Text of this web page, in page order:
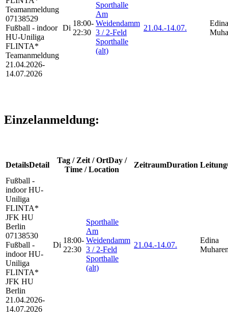
Teamanmeldung
07138529
Fußball - indoor
HU-Uniliga
FLINTA*
Teamanmeldung
21.04.2026-
14.07.2026
Di
18:00-
22:30
Sporthalle
Am
Weidendamm
3 / 2-Feld
Sporthalle
(alt)
21.04.-14.07.
Edina
Einzelanmeldung:
DetailsDetail
Tag / Zeit / OrtDay /
Time / Location
ZeitraumDuration Leitung
Fußball -
indoor HU-
Uniliga
FLINTA*
JFK HU
Berlin
07138530
Fußball -
indoor HU-
Uniliga
FLINTA*
JFK HU
Berlin
21.04.2026-
14.07.2026
Di
18:00-
22:30
Sporthalle
Am
Weidendamm
3 / 2-Feld
Sporthalle
(alt)
21.04.-14.07.
Edina